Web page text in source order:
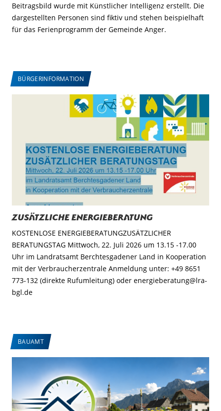
Beitragsbild wurde mit Künstlicher Intelligenz erstellt. Die
dargestellten Personen sind fiktiv und stehen beispielhaft
für das Ferienprogramm der Gemeinde Anger.
BÜRGERINFORMATION
Zusätzliche Energieberatung
KOSTENLOSE ENERGIEBERATUNGZUSÄTZLICHER
BERATUNGSTAG Mittwoch, 22. Juli 2026 um 13.15 -17.00
Uhr im Landratsamt Berchtesgadener Land in Kooperation
mit der Verbraucherzentrale Anmeldung unter: +49 8651
773-132 (direkte Rufumleitung) oder energieberatung@lra-
bgl.de
BAUAMT